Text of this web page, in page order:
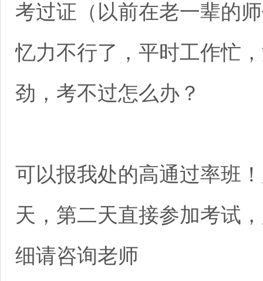
考过证（以前在老一辈的
忆力不行了，平时工作忙
劲，考不过怎么办？
可以报我处的高通过率班
天，第二天直接参加考试
细请咨询老师